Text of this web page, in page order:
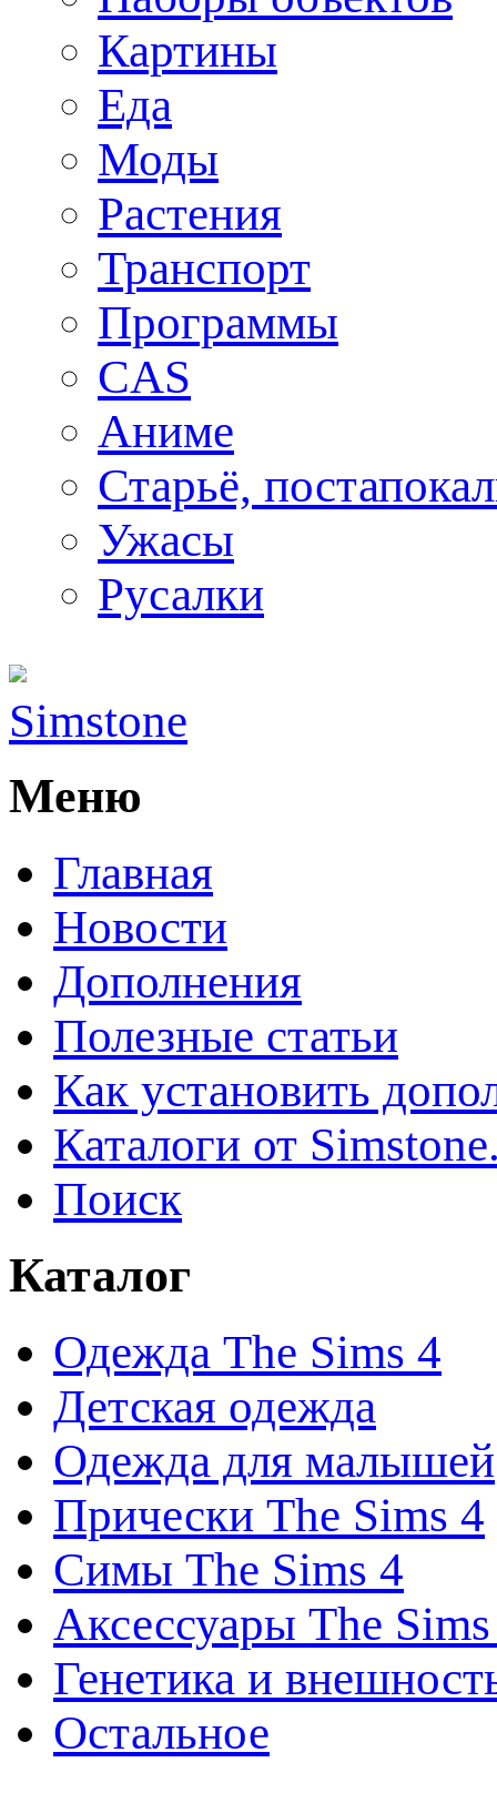
Картины
Еда
Моды
Растения
Транспорт
Программы
CAS
Аниме
Старьё,
Ужасы
Русалки
Simstone
Меню
Главная
Новости
Дополнения
Полезные статьи
Как установить
Каталоги от
Поиск
Каталог
Одежда The Sims 4
Детская одежда
Одежда для малышей
Прически The Sims 4
Симы The Sims 4
Аксессуары The
Генетика и
Остальное